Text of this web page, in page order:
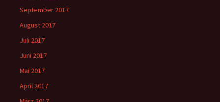
September 2017
August 2017
Juli 2017
Juni 2017
Mai 2017
April 2017